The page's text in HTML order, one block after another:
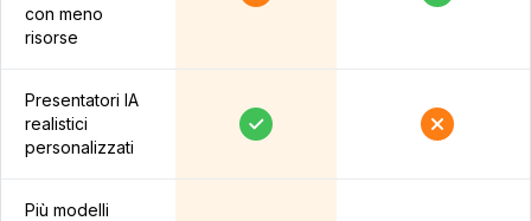
con meno
risorse
Presentatori IA
realistici
personalizzati
Più modelli